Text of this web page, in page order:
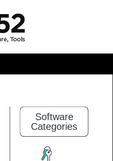
Software
Categories